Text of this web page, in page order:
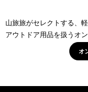
山旅旅がセレクトする、
アウトドア用品を扱うオ
オ